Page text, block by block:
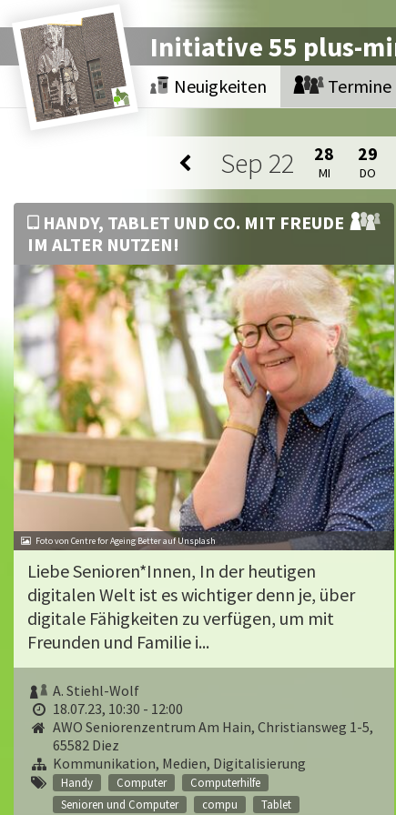
Initiative 55 plus-
Neuigkeiten Termine
Sep 22 28
MI
29
DO
HANDY, TABLET UND CO. MIT FREUDE
IM ALTER NUTZEN!
Foto von Centre for Ageing Better auf Unsplash
Liebe Senioren*Innen, In der heutigen
digitalen Welt ist es wichtiger denn je, über
digitale Fähigkeiten zu verfügen, um mit
Freunden und Familie i...
A. Stiehl-Wolf
18.07.23, 10:30 - 12:00
AWO Seniorenzentrum Am Hain, Christiansweg 1-5,
65582 Diez
Kommunikation, Medien, Digitalisierung
Handy Computer
Computerhilfe
Senioren und Computer
compu Tablet